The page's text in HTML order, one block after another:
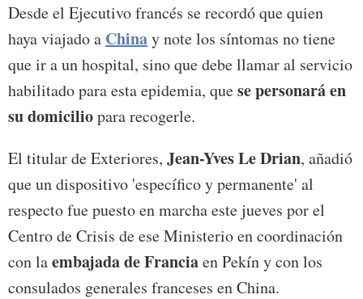
Desde el Ejecutivo francés se recordó que quien
haya viajado a Chinay note los síntomas no tiene
que ir a un hospital, sino que debe llamar al servicio
habilitado para esta epidemia, quese personará en
su domiciliopara recogerle.
El titular de Exteriores, Jean-Yves Le Drian, añadió
que un dispositivo 'específico y permanente' al
respecto fue puesto en marcha este jueves por el
Centro de Crisis de ese Ministerio en coordinación
con laembajada de Franciaen Pekín y con los
consulados generales franceses en China.